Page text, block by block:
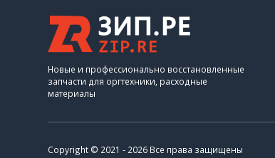
Новые и профессионально восстановленные
запчасти для оргтехники, расходные
материалы
Copyright © 2021 - 2026 Все права защищены